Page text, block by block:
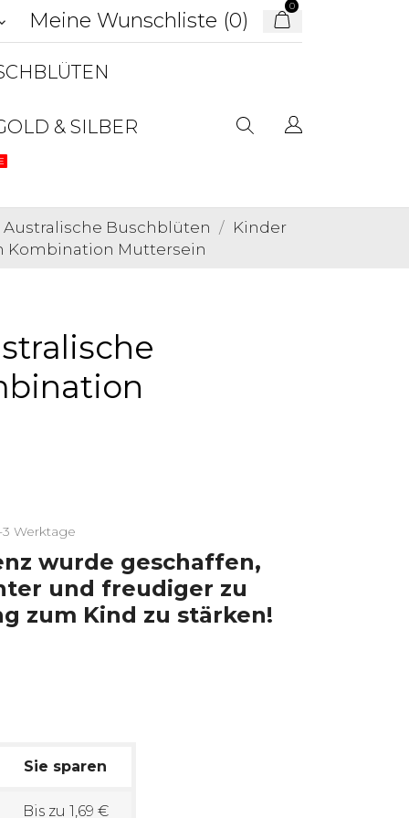
Meine Wunschliste (0)
0
& SILBER
Australische Buschblüten
Kinder
Kombination Muttersein
3 Werktage
wurde geschaffen,
und freudiger zu
zum Kind zu stärken!
Sie sparen
Bis zu 1,69 €